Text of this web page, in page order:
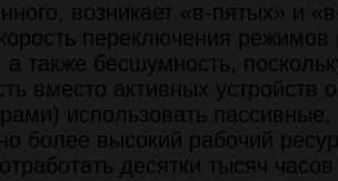
возникает «в-пятых» и
переключения режимов
а также бесшумность,
вместо активных устройств
использовать
более высокий рабочий
десятки тысяч